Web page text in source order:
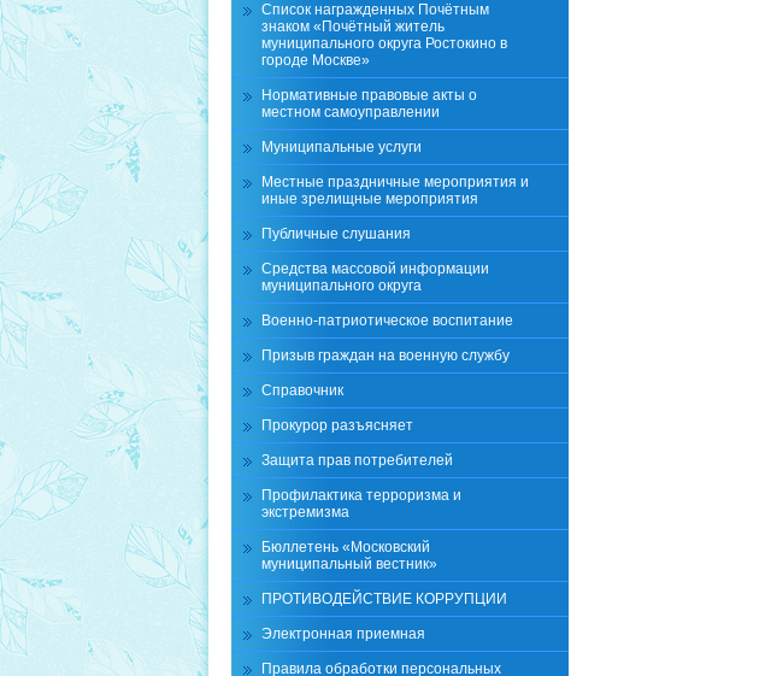
Список награжденных Почётным
знаком «Почётный житель
муниципального округа Ростокино в
городе Москве»
Нормативные правовые акты о
местном самоуправлении
Муниципальные услуги
Местные праздничные мероприятия и
иные зрелищные мероприятия
Публичные слушания
Средства массовой информации
муниципального округа
Военно-патриотическое воспитание
Призыв граждан на военную службу
Справочник
Прокурор разъясняет
Защита прав потребителей
Профилактика терроризма и
экстремизма
Бюллетень «Московский
муниципальный вестник»
ПРОТИВОДЕЙСТВИЕ КОРРУПЦИИ
Электронная приемная
Правила обработки персональных